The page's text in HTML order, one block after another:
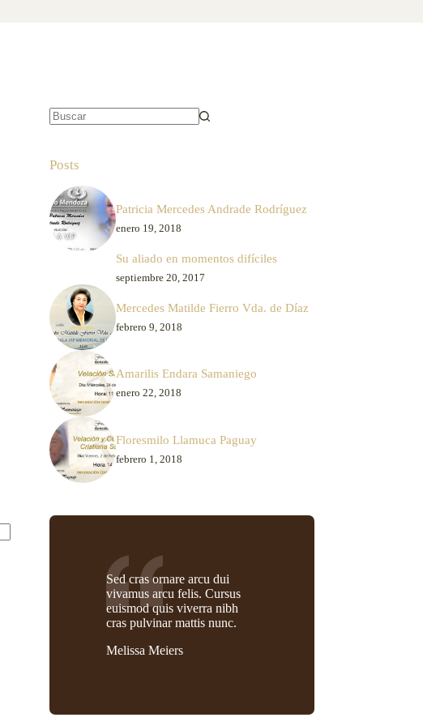
Posts
Patricia Mercedes Andrade Rodríguez
enero 19, 2018
Su aliado en momentos difíciles
septiembre 20, 2017
Mercedes Matilde Fierro Vda. de Díaz
febrero 9, 2018
Amarilis Endara Samaniego
enero 22, 2018
Floresmilo Llamuca Paguay
febrero 1, 2018
Sed cras ornare arcu dui
vivamus arcu felis. Cursus
euismod quis viverra nibh
cras pulvinar mattis nunc.
Melissa Meiers